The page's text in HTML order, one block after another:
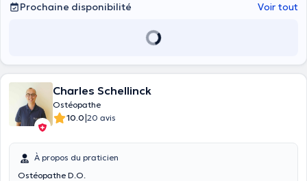
Prochaine disponibilité Voir tout
Charles Schellinck
Ostéopathe
10.0|20 avis
À propos du praticien
Ostéopathe D.O.